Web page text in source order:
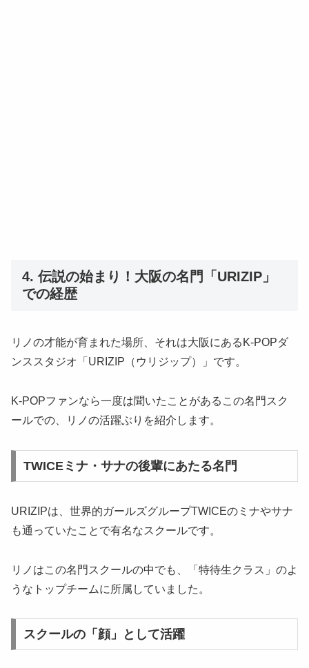
4. 伝説の始まり！大阪の名門「URIZIP」
での経歴
リノの才能が育まれた場所、それは大阪にあるK-POPダ
ンススタジオ「URIZIP（ウリジップ）」です。
K-POPファンなら一度は聞いたことがあるこの名門スク
ールでの、リノの活躍ぶりを紹介します。
TWICEミナ・サナの後輩にあたる名門
URIZIPは、世界的ガールズグループTWICEのミナやサナ
も通っていたことで有名なスクールです。
リノはこの名門スクールの中でも、「特待生クラス」のよ
うなトップチームに所属していました。
スクールの「顔」として活躍